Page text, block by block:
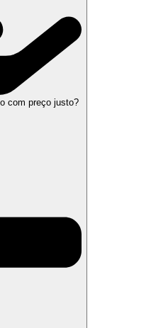
com preço justo?